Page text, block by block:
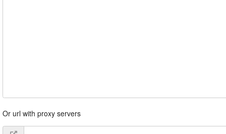
Or url with proxy servers